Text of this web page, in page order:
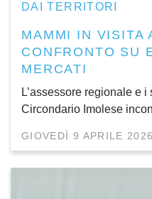
DAI TERRITORI
MAMMI IN VISITA
CONFRONTO SU
MERCATI
L’assessore regionale e
Circondario Imolese
GIOVEDÌ 9 APRILE 2026